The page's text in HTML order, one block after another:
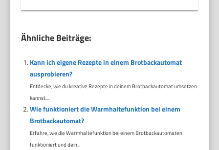
Ähnliche Beiträge:
Kann ich eigene Rezepte in einem Brotbackautomat
ausprobieren?
Entdecke, wie du kreative Rezepte in deinem Brotbackautomat umsetzen
kannst....
Wie funktioniert die Warmhaltefunktion bei einem
Brotbackautomat?
Erfahre, wie die Warmhaltefunktion bei einem Brotbackautomaten
funktioniert und dein...